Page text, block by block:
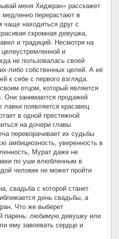
меня Хиджран» расскажет
перерастают в
чаще находиться друг с
скромная девушка,
и традиций. Несмотря на
и
не пользовалась своей
либо собственных целей. А её
к себе с первого взгляда.
отцом, который является
Они занимаются продажей
появляется красавец
в одной престижной
на дочери главы
переворачивает их судьбы
амбициозность, уверенность в
Мурат даже не
по уши влюбленным в
человек не может пройти
свадьба с которой станет
день свадьбы, а
Что же выберет
парень: любимую девушку или
ему завоевать сердце и